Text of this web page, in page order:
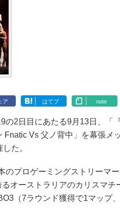
ア はてブ note
2日目にあたる9月13日、「
Fnatic Vs 父ノ背中」を幕張メ
た。
プロゲーミングストリーマー
オーストラリアのカリスマチ
（7ラウンド獲得で1マップ